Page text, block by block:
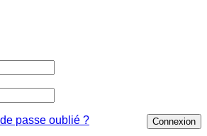
Connexion
passe oublié ?